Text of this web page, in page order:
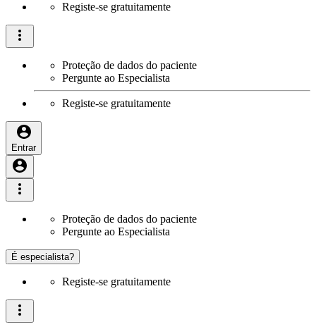
Registe-se gratuitamente
Proteção de dados do paciente
Pergunte ao Especialista
Registe-se gratuitamente
Entrar
Proteção de dados do paciente
Pergunte ao Especialista
É especialista?
Registe-se gratuitamente